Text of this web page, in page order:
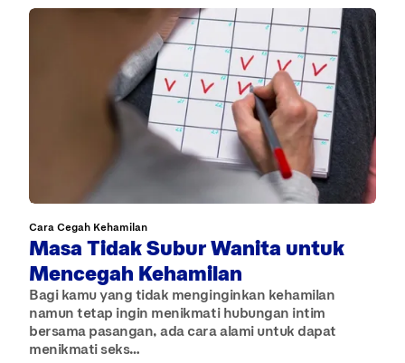
Cara Cegah Kehamilan
Masa Tidak Subur Wanita untuk
Mencegah Kehamilan
Bagi kamu yang tidak menginginkan kehamilan
namun tetap ingin menikmati hubungan intim
bersama pasangan, ada cara alami untuk dapat
menikmati seks…